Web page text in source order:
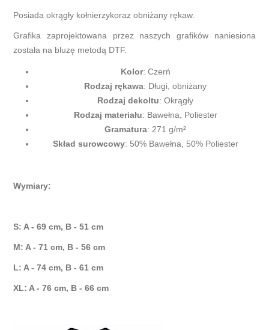
Posiada okrągły kołnierzykoraz obniżany rękaw.
Grafika zaprojektowana przez naszych grafików naniesiona
została na bluzę metodą DTF.
Kolor: Czerń
Rodzaj rękawa: Długi, obniżany
Rodzaj dekoltu: Okrągły
Rodzaj materiału: Bawełna, Poliester
Gramatura: 271 g/m²
Skład surowcowy: 50% Bawełna, 50% Poliester
Wymiary:
S: A - 69 cm, B - 51 cm
M: A - 71 cm, B - 56 cm
L: A - 74 cm, B - 61 cm
XL: A - 76 cm, B - 66 cm